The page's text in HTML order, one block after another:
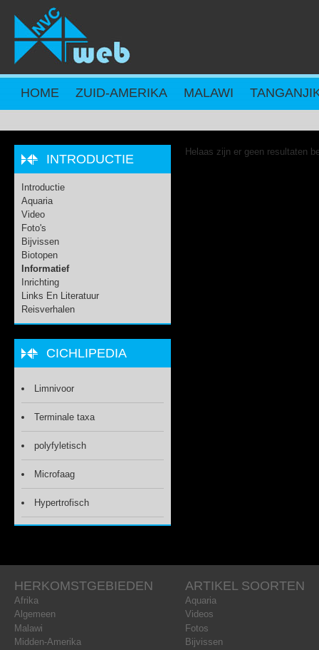
Overslaan en naar de inhoud gaan
HOME ZUID-AMERIKA MALAWI
Helaas zijn er geen resultaten
INTRODUCTIE
Introductie
Aquaria
Video
Foto's
Bijvissen
Biotopen
Informatief
Inrichting
Links En Literatuur
Reisverhalen
CICHLIPEDIA
Limnivoor
Terminale taxa
polyfyletisch
Microfaag
Hypertrofisch
HERKOMSTGEBIEDEN
Afrika
Algemeen
Malawi
Midden-Amerika
ARTIKEL SOORTEN
Aquaria
Videos
Fotos
Bijvissen